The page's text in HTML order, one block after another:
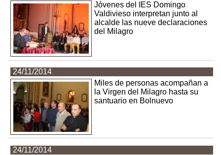
Jóvenes del IES Domingo
Valdivieso interpretan junto al
alcalde las nueve declaraciones
del Milagro
24/11/2014
Miles de personas acompañan a
la Virgen del Milagro hasta su
santuario en Bolnuevo
24/11/2014